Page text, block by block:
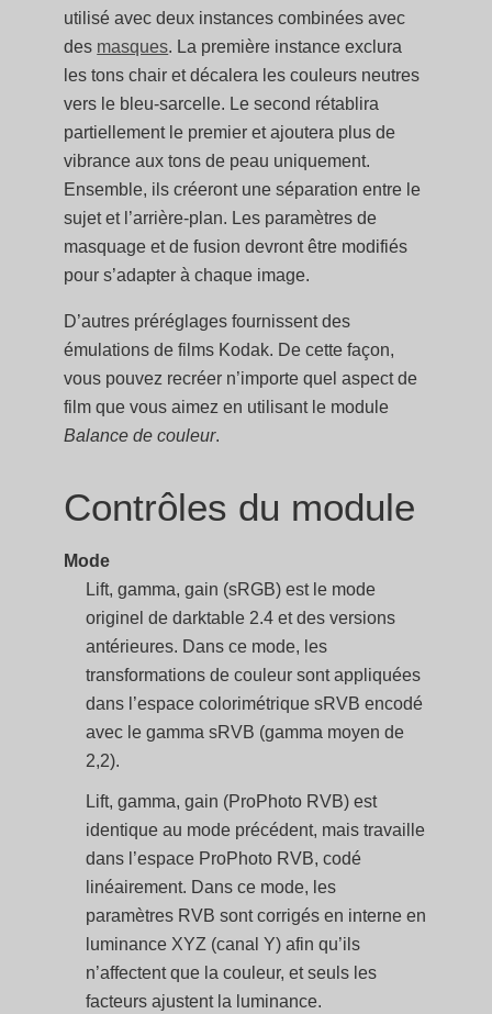
utilisé avec deux instances combinées avec
des masques. La première instance exclura
les tons chair et décalera les couleurs neutres
vers le bleu-sarcelle. Le second rétablira
partiellement le premier et ajoutera plus de
vibrance aux tons de peau uniquement.
Ensemble, ils créeront une séparation entre le
sujet et l’arrière-plan. Les paramètres de
masquage et de fusion devront être modifiés
pour s’adapter à chaque image.
D’autres préréglages fournissent des
émulations de films Kodak. De cette façon,
vous pouvez recréer n’importe quel aspect de
film que vous aimez en utilisant le module
Balance de couleur.
Contrôles du module
Mode
Lift, gamma, gain (sRGB) est le mode
originel de darktable 2.4 et des versions
antérieures. Dans ce mode, les
transformations de couleur sont appliquées
dans l’espace colorimétrique sRVB encodé
avec le gamma sRVB (gamma moyen de
2,2).
Lift, gamma, gain (ProPhoto RVB) est
identique au mode précédent, mais travaille
dans l’espace ProPhoto RVB, codé
linéairement. Dans ce mode, les
paramètres RVB sont corrigés en interne en
luminance XYZ (canal Y) afin qu’ils
n’affectent que la couleur, et seuls les
facteurs ajustent la luminance.